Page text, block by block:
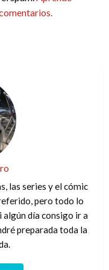
las series y el cómic
pero todo lo
algún día consigo ir a
preparada toda la